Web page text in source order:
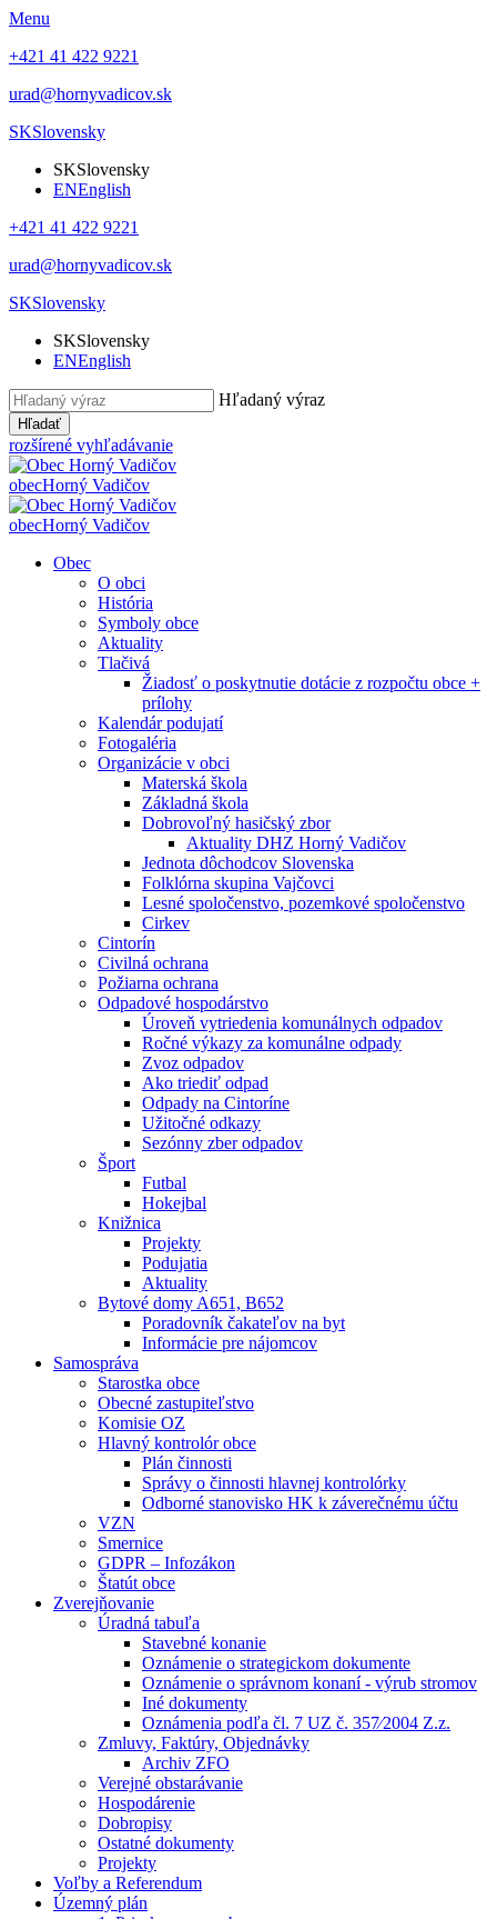
Menu
+421 41 422 9221
urad@hornyvadicov.sk
SKSlovensky
SKSlovensky
ENEnglish
+421 41 422 9221
urad@hornyvadicov.sk
SKSlovensky
SKSlovensky
ENEnglish
Hľadaný výraz
Hľadať
rozšírené vyhľadávanie
obecHorný Vadičov
obecHorný Vadičov
Obec
O obci
História
Symboly obce
Aktuality
Tlačivá
Žiadosť o poskytnutie dotácie z rozpočtu obce +
prílohy
Kalendár podujatí
Fotogaléria
Organizácie v obci
Materská škola
Základná škola
Dobrovoľný hasičský zbor
Aktuality DHZ Horný Vadičov
Jednota dôchodcov Slovenska
Folklórna skupina Vajčovci
Lesné spoločenstvo, pozemkové spoločenstvo
Cirkev
Cintorín
Civilná ochrana
Požiarna ochrana
Odpadové hospodárstvo
Úroveň vytriedenia komunálnych odpadov
Ročné výkazy za komunálne odpady
Zvoz odpadov
Ako triediť odpad
Odpady na Cintoríne
Užitočné odkazy
Sezónny zber odpadov
Šport
Futbal
Hokejbal
Knižnica
Projekty
Podujatia
Aktuality
Bytové domy A651, B652
Poradovník čakateľov na byt
Informácie pre nájomcov
Samospráva
Starostka obce
Obecné zastupiteľstvo
Komisie OZ
Hlavný kontrolór obce
Plán činnosti
Správy o činnosti hlavnej kontrolórky
Odborné stanovisko HK k záverečnému účtu
VZN
Smernice
GDPR – Infozákon
Štatút obce
Zverejňovanie
Úradná tabuľa
Stavebné konanie
Oznámenie o strategickom dokumente
Oznámenie o správnom konaní - výrub stromov
Iné dokumenty
Oznámenia podľa čl. 7 UZ č. 357⁄2004 Z.z.
Zmluvy, Faktúry, Objednávky
Archiv ZFO
Verejné obstarávanie
Hospodárenie
Dobropisy
Ostatné dokumenty
Projekty
Voľby a Referendum
Územný plán